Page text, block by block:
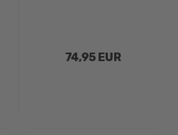
74,95 EUR